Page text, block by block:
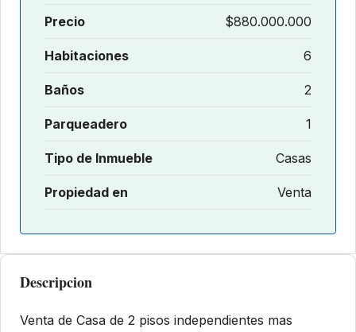
Precio $880.000.000
Habitaciones 6
Baños 2
Parqueadero 1
Tipo de Inmueble Casas
Propiedad en Venta
Descripcion
Venta de Casa de 2 pisos independientes mas